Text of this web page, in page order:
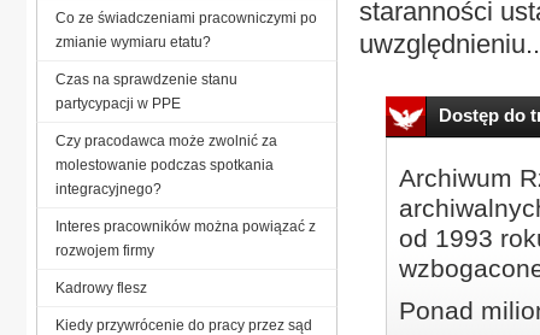
staranności
Dostęp do
Archiwum
od 1993
Ponad
Co ze świadczeniami pracowniczymi po
zmianie wymiaru etatu?
Czas na sprawdzenie stanu
partycypacji w PPE
Czy pracodawca może zwolnić za
molestowanie podczas spotkania
integracyjnego?
Interes pracowników można powiązać z
rozwojem firmy
Kadrowy flesz
Kiedy przywrócenie do pracy przez sąd